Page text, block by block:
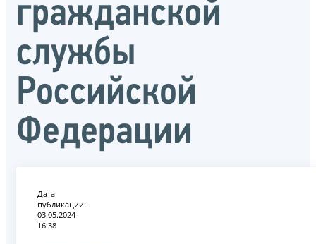
гражданской
службы
Российской
Федерации
Дата
публикации:
03.05.2024
16:38